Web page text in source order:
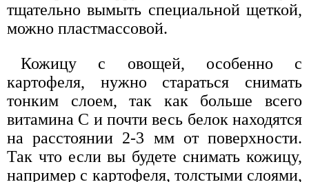
тщательно вымыть специальной щеткой,
можно пластмассовой.
Кожицу с овощей, особенно с
картофеля, нужно стараться снимать
тонким слоем, так как больше всего
витамина С и почти весь белок находятся
на расстоянии 2-3 мм от поверхности.
Так что если вы будете снимать кожицу,
например с картофеля, толстыми слоями,